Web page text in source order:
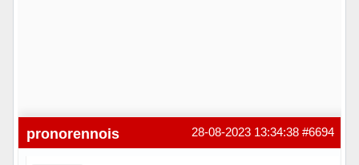
#6694
28-08-2023 13:34:38
pronorennois